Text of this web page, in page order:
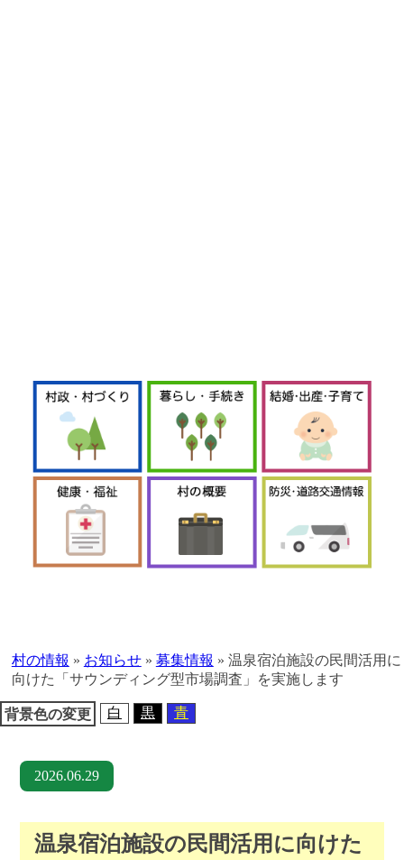
移
動
村の情報 » お知らせ » 募集情報 » 温泉宿泊施設の民間活用に
向けた「サウンディング型市場調査」を実施します
背景色の変更 白 黒 青
2026.06.29
温泉宿泊施設の民間活用に向けた